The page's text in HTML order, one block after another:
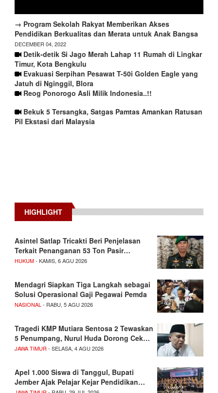
→ Program Sekolah Rakyat Memberikan Akses
Pendidikan Berkualitas dan Merata untuk Anak Bangsa
DECEMBER 04, 2022
Detik-detik Si Jago Merah Lahap 11 Rumah di Lingkar
Timur, Kota Bengkulu
Evakuasi Serpihan Pesawat T-50i Golden Eagle yang
Jatuh di Nginggil, Blora
Reog Ponorogo Asli Milik Indonesia..!!
Bekuk 5 Tersangka, Satgas Pamtas Amankan Ratusan
Pil Ekstasi dari Malaysia
HIGHLIGHT
Asintel Satlap Tricakti Beri Penjelasan
Terkait Penanganan 53 Ton Pasir…
HUKUM- KAMIS, 6 AGU 2026
Mendagri Siapkan Tiga Langkah sebagai
Solusi Operasional Gaji Pegawai Pemda
NASIONAL - RABU, 5 AGU 2026
Tragedi KMP Mutiara Sentosa 2 Tewaskan
5 Penumpang, Nurul Huda Dorong Cek…
JAWA TIMUR - SELASA, 4 AGU 2026
Apel 1.000 Siswa di Tanggul, Bupati
Jember Ajak Pelajar Kejar Pendidikan…